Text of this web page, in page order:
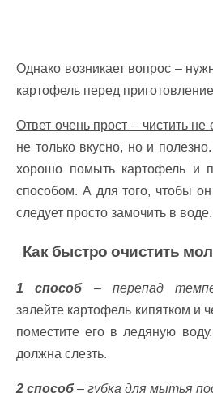
Однако возникает вопрос –
картофель перед
Ответ очень прост – чистить не
не только вкусно, но и
хорошо помыть картофель и
способом. А для того, чтобы
следует просто замочить в воде.
Как быстро очистить
1 способ– перепад
залейте картофель кипятком и
поместите его в ледяную
должна слезть.
2 способ– губка для мытья